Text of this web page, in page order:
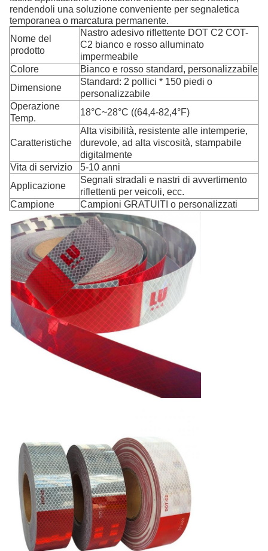
rendendoli una soluzione conveniente per segnaletica
temporanea o marcatura permanente.
Nome del
prodotto
Nastro adesivo riflettente DOT C2 COT-
C2 bianco e rosso alluminato
impermeabile
Colore
Bianco e rosso standard, personalizzabile
Dimensione
Standard: 2 pollici * 150 piedi o
personalizzabile
Operazione
Temp.
18°C~28°C ((64,4-82,4°F)
Caratteristiche
Alta visibilità, resistente alle intemperie,
durevole, ad alta viscosità, stampabile
digitalmente
Vita di servizio
5-10 anni
Applicazione
Segnali stradali e nastri di avvertimento
riflettenti per veicoli, ecc.
Campione
Campioni GRATUITI o personalizzati